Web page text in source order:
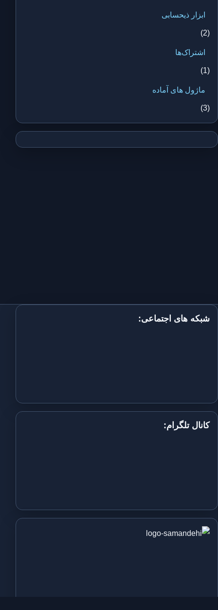
ابزار ذیحسابی
(2)
اشتراک‌ها
(1)
ماژول های آماده
(3)
شبکه های اجتماعی:
کانال تلگرام: